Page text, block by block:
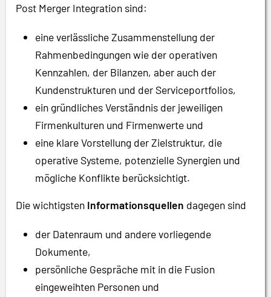
Post Merger Integration sind:
eine verlässliche Zusammenstellung der
Rahmenbedingungen wie der operativen
Kennzahlen, der Bilanzen, aber auch der
Kundenstrukturen und der Serviceportfolios,
ein gründliches Verständnis der jeweiligen
Firmenkulturen und Firmenwerte und
eine klare Vorstellung der Zielstruktur, die
operative Systeme, potenzielle Synergien und
mögliche Konflikte berücksichtigt.
Die wichtigsten Informationsquellen dagegen sind
der Datenraum und andere vorliegende
Dokumente,
persönliche Gespräche mit in die Fusion
eingeweihten Personen und